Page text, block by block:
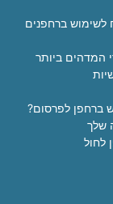
קבע קנס עד 70,000 ש"ח לשימוש ברחפנים
ברחפן לפרסום?
שלך
לחול